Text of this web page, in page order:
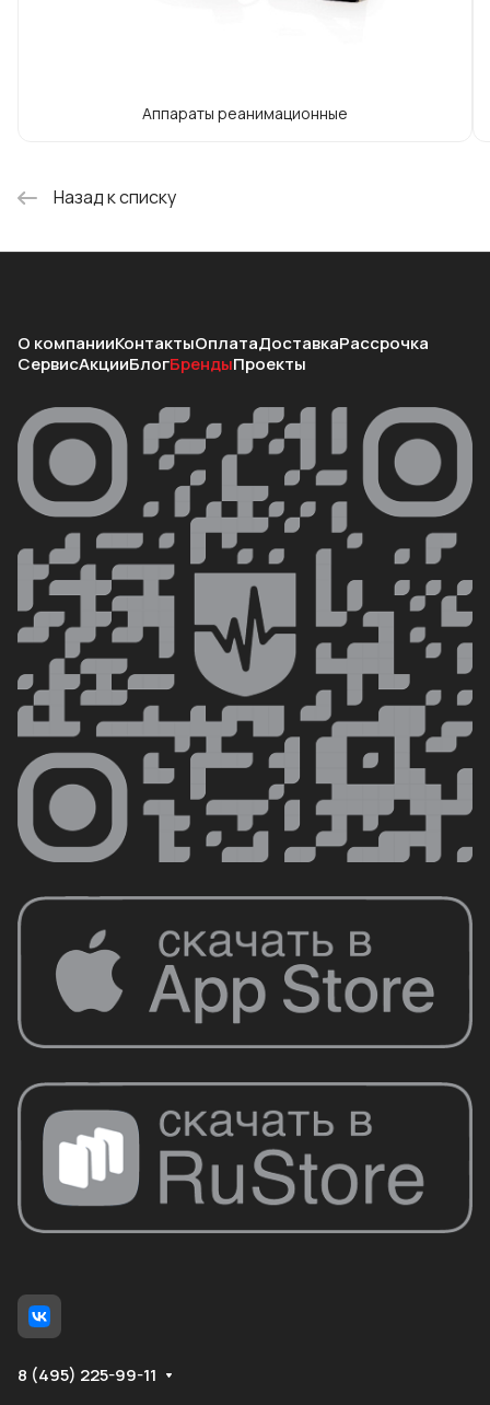
Аппараты реанимационные
Назад к списку
О компанииКонтактыОплатаДоставкаРассрочка
СервисАкцииБлогБрендыПроекты
8 (495) 225-99-11